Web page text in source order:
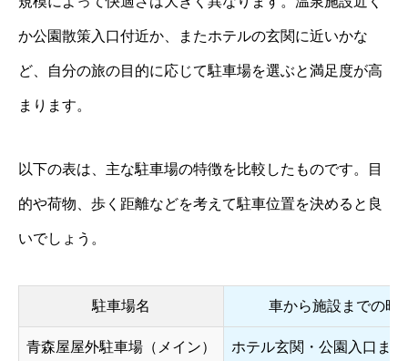
か公園散策入口付近か、またホテルの玄関に近いかな
ど、自分の旅の目的に応じて駐車場を選ぶと満足度が高
まります。
以下の表は、主な駐車場の特徴を比較したものです。目
的や荷物、歩く距離などを考えて駐車位置を決めると良
いでしょう。
駐車場名 車から施設までの時
青森屋屋外駐車場（メイン） ホテル玄関・公園入口ま